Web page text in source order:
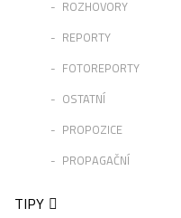
ROZHOVORY
REPORTY
FOTOREPORTY
OSTATNÍ
PROPOZICE
PROPAGAČNÍ
TIPY